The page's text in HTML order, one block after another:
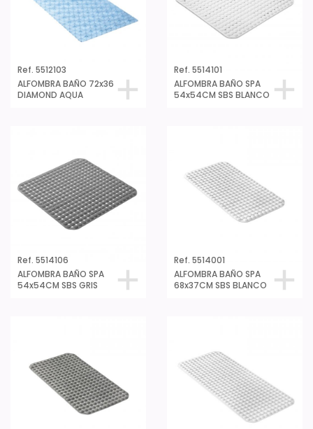
Ref. 5512103
ALFOMBRA BAÑO 72x36
DIAMOND AQUA
Ref. 5514101
ALFOMBRA BAÑO SPA
54x54CM SBS BLANCO
Ref. 5514106
ALFOMBRA BAÑO SPA
54x54CM SBS GRIS
Ref. 5514001
ALFOMBRA BAÑO SPA
68x37CM SBS BLANCO